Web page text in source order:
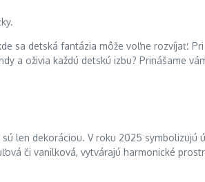
sa detská fantázia môže voľne rozvíjať.
a oživia každú detskú izbu? Prinášame
len dekoráciou. V roku 2025 symbolizujú
či vanilková, vytvárajú harmonické